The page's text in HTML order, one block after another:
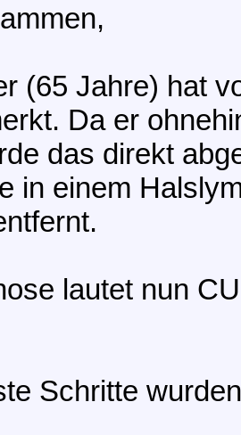
(65 Jahre) hat
Da er
das direkt
in einem
lautet nun
Schritte